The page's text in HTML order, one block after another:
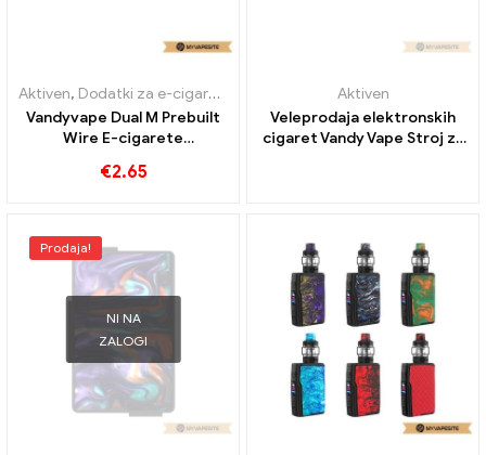
Aktiven, Dodatki za e-cigarete
Vandyvape Dual M Prebuilt
Wire E-cigarete
€2.65
Aktiven
Veleprodaja elektronskih
cigaret Vandy Vape Stroj za
Prodaja!
NI NA
ZALOGI